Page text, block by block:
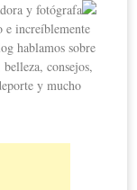
y fotógrafa
e increíblemente
hablamos sobre
consejos,
y mucho